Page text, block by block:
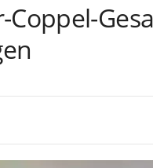
Coppel-